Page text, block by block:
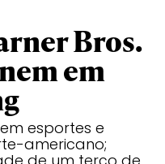
Bros.
em
esportes e
americano;